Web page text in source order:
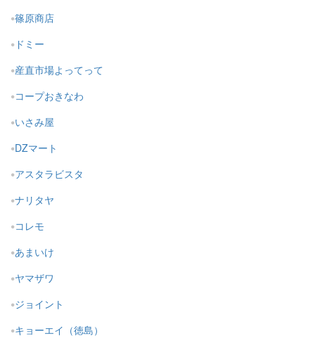
篠原商店
ドミー
産直市場よってって
コープおきなわ
いさみ屋
DZマート
アスタラビスタ
ナリタヤ
コレモ
あまいけ
ヤマザワ
ジョイント
キョーエイ（徳島）